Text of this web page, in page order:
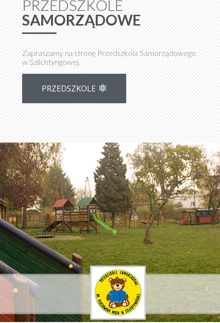
PRZEDSZKOLE
SAMORZĄDOWE
Zapraszamy na stronę Przedszkola Samorządowego
w Szlichtyngowej.
PRZEDSZKOLE